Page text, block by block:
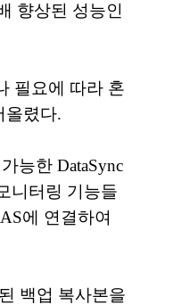
향상된 성능인
필요에 따라 혼
올렸다.
능한 DataSync
니터링 기능들
에 연결하여
백업 복사본을